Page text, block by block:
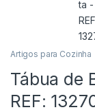
Artigos para Cozinha
Tábua de
REF: